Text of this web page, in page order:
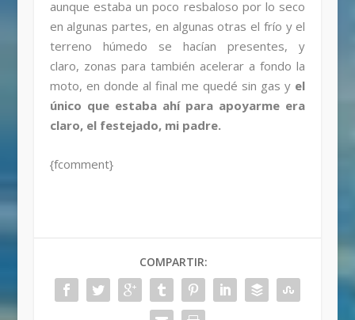
aunque estaba un poco resbaloso por lo seco
en algunas partes, en algunas otras el frío y el
terreno húmedo se hacían presentes, y
claro, zonas para también acelerar a fondo la
moto, en donde al final me quedé sin gas y el
único que estaba ahí para apoyarme era
claro, el festejado, mi padre.
{fcomment}
COMPARTIR: